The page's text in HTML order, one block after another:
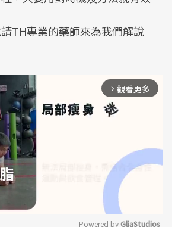
TH專業的藥師來為我們解說
arrow_forward_ios 觀看更多
Powered by GliaStudios